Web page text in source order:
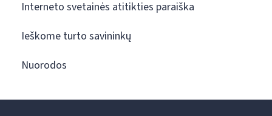
Interneto svetainės atitikties paraiška
Ieškome turto savininkų
Nuorodos